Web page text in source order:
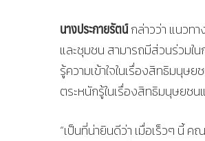
นางประกายรัตน์กล่าวว่า แนวท
และชุมชน สามารถมีส่วนร่วมใ
รู้ความเข้าใจในเรื่องสิทธิมนุษ
ตระหนักรู้ในเรื่องสิทธิมนุษยช
“เป็นที่น่ายินดีว่า เมื่อเร็วๆ นี้